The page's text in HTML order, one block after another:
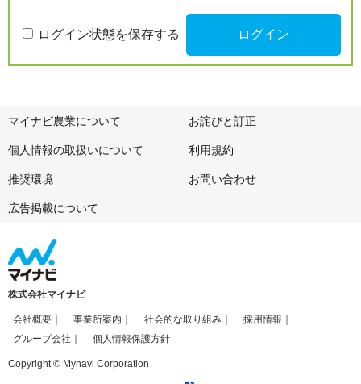
ログイン状態を保存する
マイナビ農業について お詫びと訂正
個人情報の取扱いについて 利用規約
推奨環境 お問い合わせ
広告掲載について
株式会社マイナビ
会社概要 事業所案内 社会的な取り組み
採用情報
グループ会社
個人情報保護方針
Copyright © Mynavi Corporation